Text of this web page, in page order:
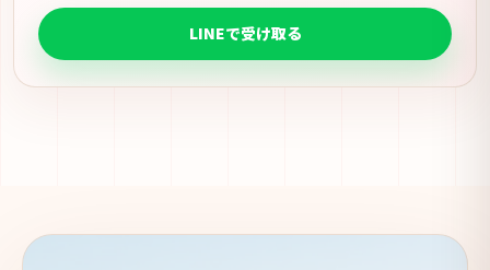
LINEで受け取る